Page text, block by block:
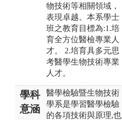
物技術等相關領域，
表現卓越。本系學士
班之教育目標為:1.培
育全方位醫檢專業人
才。 2.培育具多元思
考醫學生物技術專業
人才。
學科
意涵
醫學檢驗暨生物技術
學系是學習醫學檢驗
的各項技術與原理,也